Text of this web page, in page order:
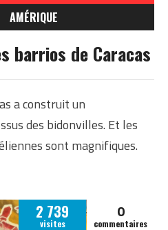
AMÉRIQUE
VENEZUELA
barrios de Caracas
a construit un
des bidonvilles. Et les
sont magnifiques.
2 739
visites
0
commentaires